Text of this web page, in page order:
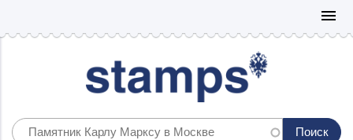
menu